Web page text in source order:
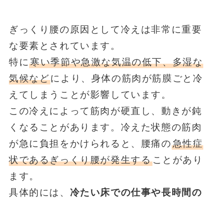
ぎっくり腰の原因として冷えは非常に重要
な要素とされています。
特に寒い季節や急激な気温の低下、多湿な
気候などにより、身体の筋肉が筋膜ごと冷
えてしまうことが影響しています。
この冷えによって筋肉が硬直し、動きが鈍
くなることがあります。冷えた状態の筋肉
が急に負担をかけられると、腰痛の急性症
状であるぎっくり腰が発生することがあり
ます。
具体的には、 冷たい床での仕事や長時間の